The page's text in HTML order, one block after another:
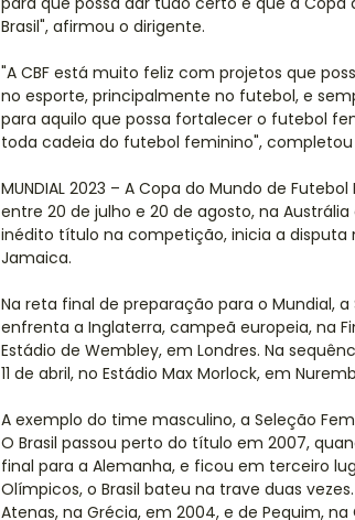
Brasil", afirmou o dirigente.
"A CBF está muito feliz com projetos que
no esporte, principalmente no futebol, e
para aquilo que possa fortalecer o futebol
toda cadeia do futebol feminino", completou
MUNDIAL 2023 – A Copa do Mundo de
entre 20 de julho e 20 de agosto, na Austrália
inédito título na competição, inicia a disputa
Jamaica.
Na reta final de preparação para o Mundial,
enfrenta a Inglaterra, campeã europeia, na
Estádio de Wembley, em Londres. Na
11 de abril, no Estádio Max Morlock, em
A exemplo do time masculino, a Seleção
O Brasil passou perto do título em 2007,
final para a Alemanha, e ficou em terceiro
Olímpicos, o Brasil bateu na trave duas
Atenas, na Grécia, em 2004, e de Pequim, na